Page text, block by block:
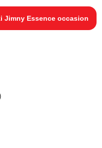
Jimny Essence occasion